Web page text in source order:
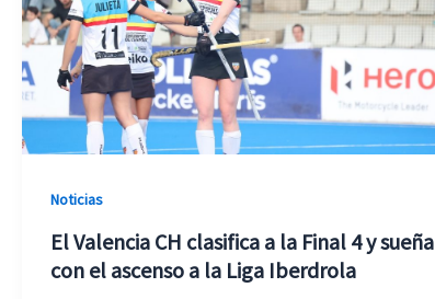
Noticias
El Valencia CH clasifica a la Final 4 y sueña
con el ascenso a la Liga Iberdrola